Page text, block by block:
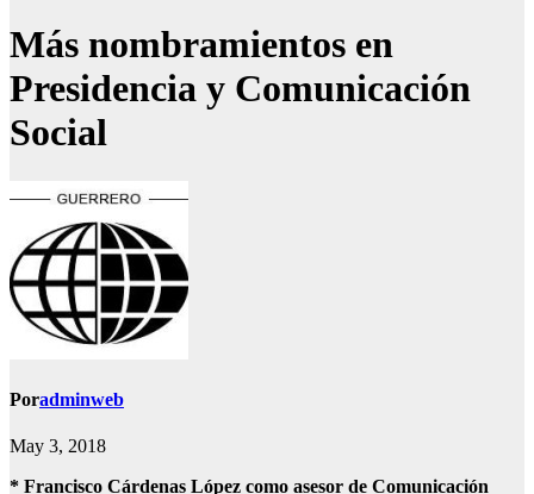
Más nombramientos en
Presidencia y Comunicación
Social
Poradminweb
May 3, 2018
* Francisco Cárdenas López como asesor de Comunicación